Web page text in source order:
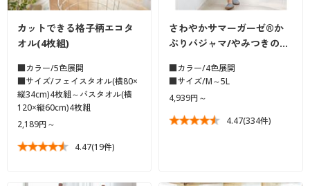
カットできる格子柄エコタ
オル(4枚組)
■カラー/5色展開
■サイズ/フェイスタオル(横80×
縦34cm)4枚組～バスタオル(横
120×縦60cm)4枚組
2,189円～
4.47(19件)
さわやかサマーガーゼ®か
ぶりパジャマ/やみつきの…
■カラー/4色展開
■サイズ/M～5L
4,939円～
4.47(334件)